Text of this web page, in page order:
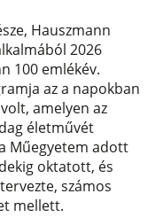
Hauszmann
2026
100 emlékév.
az a napokban
amelyen az
életművét
Műegyetem adott
oktatott, és
számos
mellett.